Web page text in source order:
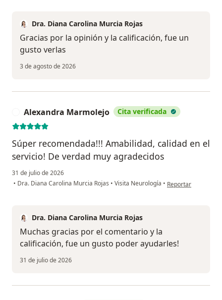
Dra. Diana Carolina Murcia Rojas
Gracias por la opinión y la calificación, fue un
gusto verlas
3 de agosto de 2026
Alexandra Marmolejo Cita verificada
Súper recomendada!!! Amabilidad, calidad en el
servicio! De verdad muy agradecidos
31 de julio de 2026
• Dra. Diana Carolina Murcia Rojas • Visita Neurología • en opinión del
Reportar
Dra. Diana Carolina Murcia Rojas
Muchas gracias por el comentario y la
calificación, fue un gusto poder ayudarles!
31 de julio de 2026